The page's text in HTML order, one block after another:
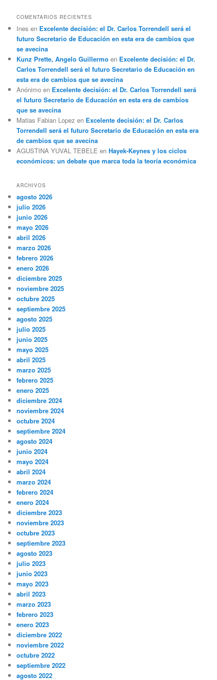
COMENTARIOS RECIENTES
Ines en Excelente decisión: el Dr. Carlos Torrendell será el
futuro Secretario de Educación en esta era de cambios que
se avecina
Kunz Prette, Angelo Guillermo en Excelente decisión: el Dr.
Carlos Torrendell será el futuro Secretario de Educación en
esta era de cambios que se avecina
Anónimo en Excelente decisión: el Dr. Carlos Torrendell será
el futuro Secretario de Educación en esta era de cambios
que se avecina
Matias Fabian Lopez en Excelente decisión: el Dr. Carlos
Torrendell será el futuro Secretario de Educación en esta era
de cambios que se avecina
AGUSTINA YUVAL TEBELE enHayek-Keynes y los ciclos
económicos: un debate que marca toda la teoría económica
ARCHIVOS
agosto 2026
julio 2026
junio 2026
mayo 2026
abril 2026
marzo 2026
febrero 2026
enero 2026
diciembre 2025
noviembre 2025
octubre 2025
septiembre 2025
agosto 2025
julio 2025
junio 2025
mayo 2025
abril 2025
marzo 2025
febrero 2025
enero 2025
diciembre 2024
noviembre 2024
octubre 2024
septiembre 2024
agosto 2024
junio 2024
mayo 2024
abril 2024
marzo 2024
febrero 2024
enero 2024
diciembre 2023
noviembre 2023
octubre 2023
septiembre 2023
agosto 2023
julio 2023
junio 2023
mayo 2023
abril 2023
marzo 2023
febrero 2023
enero 2023
diciembre 2022
noviembre 2022
octubre 2022
septiembre 2022
agosto 2022